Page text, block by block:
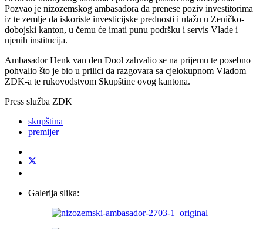
Pozvao je nizozemskog ambasadora da prenese poziv investitorima
iz te zemlje da iskoriste investicijske prednosti i ulažu u Zeničko-
dobojski kanton, u čemu će imati punu podršku i servis Vlade i
njenih institucija.
Ambasador Henk van den Dool zahvalio se na prijemu te posebno
pohvalio što je bio u prilici da razgovara sa cjelokupnom Vladom
ZDK-a te rukovodstvom Skupštine ovog kantona.
Press služba ZDK
skupština
premijer
Galerija slika: